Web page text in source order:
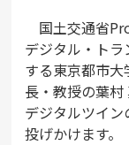
国土交通省
デジタル・ト
する東京都市
長・教授の葉
デジタルツイ
投げかけます。